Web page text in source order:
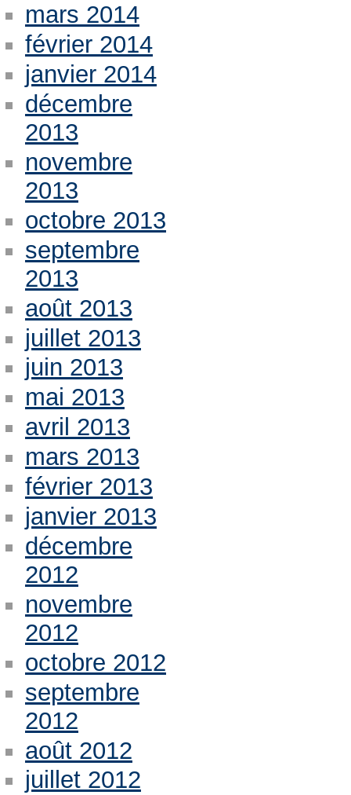
mars 2014
février 2014
janvier 2014
décembre
2013
novembre
2013
octobre 2013
septembre
2013
août 2013
juillet 2013
juin 2013
mai 2013
avril 2013
mars 2013
février 2013
janvier 2013
décembre
2012
novembre
2012
octobre 2012
septembre
2012
août 2012
juillet 2012